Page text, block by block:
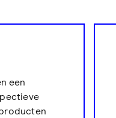
een